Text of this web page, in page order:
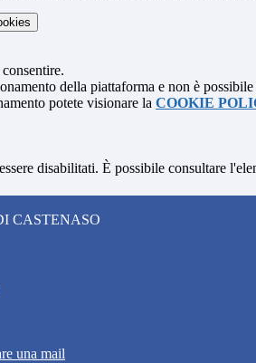
della piattaforma e non è
potete visionare la COOKIE
disabilitati. È possibile consultare
CASTENASO
una mail